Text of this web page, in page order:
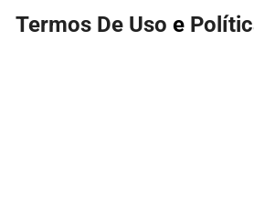
Termos De Uso e